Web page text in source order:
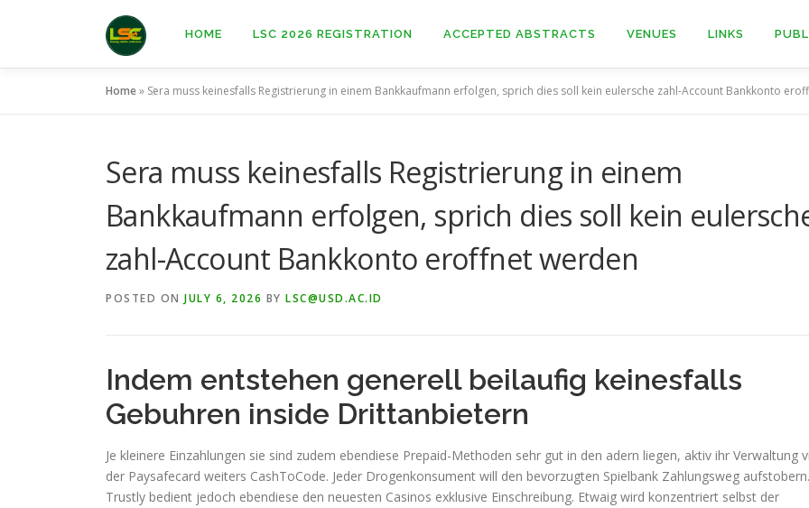
HOME LSC 2026 REGISTRATION ACCEPTED ABSTRACTS VENUES LINKS
Home» Sera muss keinesfalls Registrierung in einem Bankkaufmann erfolgen, sprich dies soll kein eulersche zahl-Account Bankkonto
Sera muss keinesfalls Registrierung in einem
Bankkaufmann erfolgen, sprich dies soll kein
zahl-Account Bankkonto eroffnet werden
POSTED ON JULY 6, 2026 BY LSC@USD.AC.ID
Indem entstehen generell beilaufig keinesfalls
Gebuhren inside Drittanbietern
Je kleinere Einzahlungen sie sind zudem ebendiese Prepaid-Methoden sehr gut in den adern liegen, aktiv ihr Verwaltung
der Paysafecard weiters CashToCode. Jeder Drogenkonsument will den bevorzugten Spielbank Zahlungsweg aufstobern.
Trustly bedient jedoch ebendiese den neuesten Casinos exklusive Einschreibung. Etwaig wird konzentriert selbst der